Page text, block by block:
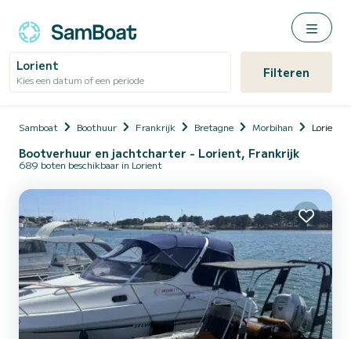
Lorient
Kies een datum of een periode Filteren
Samboat Boothuur Frankrijk Bretagne Morbihan Lorient
Bootverhuur en jachtcharter - Lorient, Frankrijk
689 boten beschikbaar in Lorient